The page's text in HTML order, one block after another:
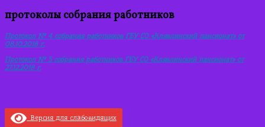
протоколы собрания работников
Протокол № 4 собрания работников ГБУ СО «Клявлинский пансионат» от
08.10.2018 г.
Протокол № 5 собрания работников ГБУ СО «Клявлинский пансионат» от
27.12.2018 г.
Версия для слабовидящих